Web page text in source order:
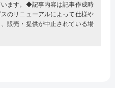
ます。◆記事内容は記事作成時
のリニューアルによって仕様や
販売・提供が中止されている場